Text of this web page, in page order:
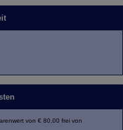
von € 80,00 frei von